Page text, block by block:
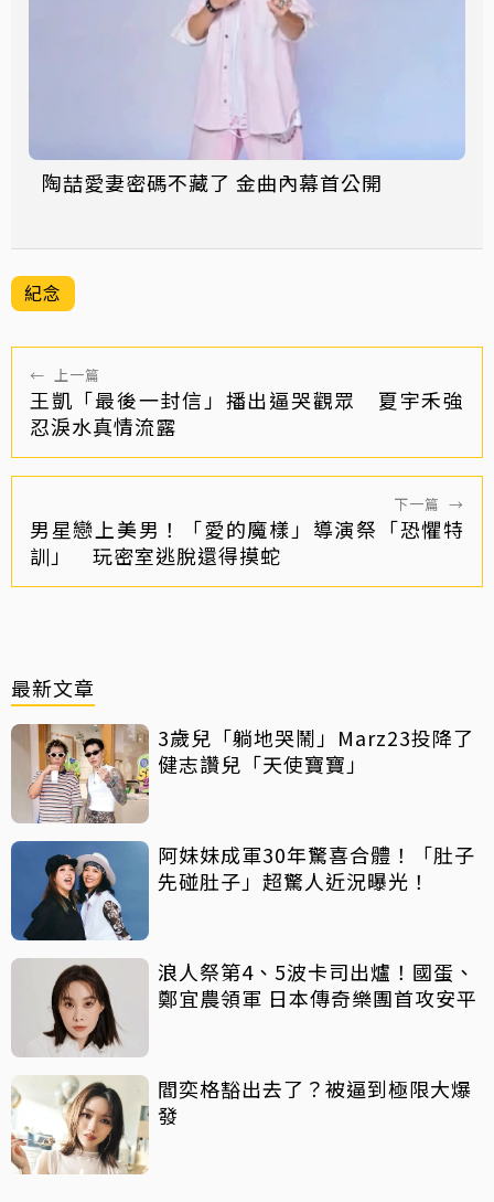
陶喆愛妻密碼不藏了 金曲內幕首公開
紀念
← 上一篇
王凱「最後一封信」播出逼哭觀眾 夏宇禾強
忍淚水真情流露
下一篇 →
男星戀上美男！「愛的魔樣」導演祭「恐懼特
訓」 玩密室逃脫還得摸蛇
最新文章
3歲兒「躺地哭鬧」Marz23投降了
健志讚兒「天使寶寶」
阿妹妹成軍30年驚喜合體！「肚子
先碰肚子」超驚人近況曝光！
浪人祭第4、5波卡司出爐！國蛋、
鄭宜農領軍 日本傳奇樂團首攻安平
閻奕格豁出去了？被逼到極限大爆
發